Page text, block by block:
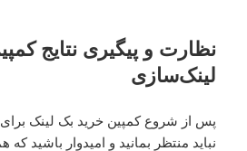
نظارت و پیگیری نتایج
لینک‌سازی
پس از شروع کمپین خرید بک لینک برای
نباید منتظر بمانید و امیدوار باشید